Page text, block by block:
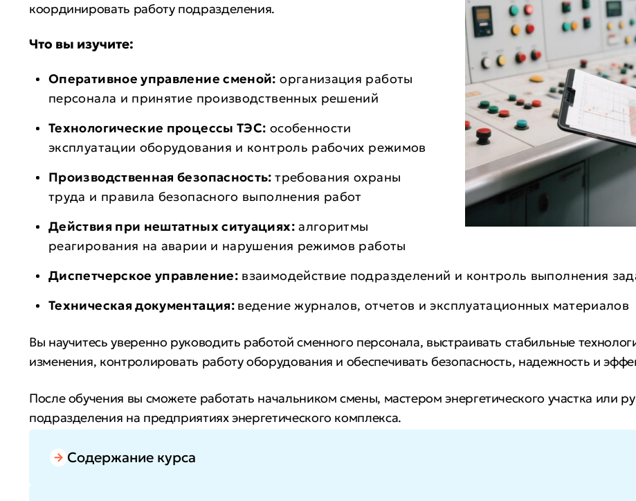
координировать работу подразделения.
Что вы изучите:
Оперативное управление сменой: организация работы
персонала и принятие производственных решений
Технологические процессы ТЭС: особенности
эксплуатации оборудования и контроль рабочих режимов
Производственная безопасность:требования охраны
труда и правила безопасного выполнения работ
Действия при нештатных ситуациях:алгоритмы
реагирования на аварии и нарушения режимов работы
Диспетчерское управление: взаимодействие подразделений и контроль выполнения
Техническая документация: ведение журналов, отчетов и эксплуатационных материалов
Вы научитесь уверенно руководить работой сменного персонала, выстраивать стабильные
изменения, контролировать работу оборудования и обеспечивать безопасность, надежность и
После обучения вы сможете работать начальником смены, мастером энергетического участка или
подразделения на предприятиях энергетического комплекса.
Вы улучшите управленческие навыки и расширите возможности профессионального и финансового
Содержание курса